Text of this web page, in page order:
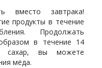
вместо завтрака!
продукты в течение
Продолжать
в течение 14
вы можете
мёда.